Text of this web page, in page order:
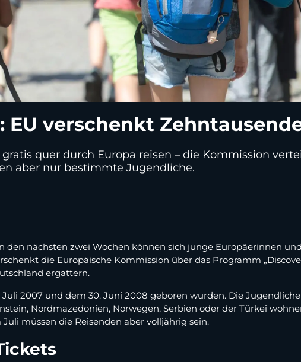
EU verschenkt
quer durch Europa reisen – die Kommission
aber nur bestimmte Jugendliche.
nächsten zwei Wochen können sich junge Europäerinnen
die Europäische Kommission über das Programm
ergattern.
Juli 2007 und dem 30. Juni 2008 geboren wurden. Die
Nordmazedonien, Norwegen, Serbien oder der Türkei
müssen die Reisenden aber volljährig sein.